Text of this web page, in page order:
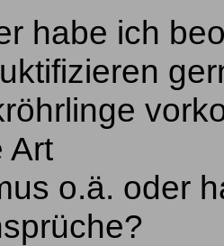
habe ich
Art
o.ä. oder